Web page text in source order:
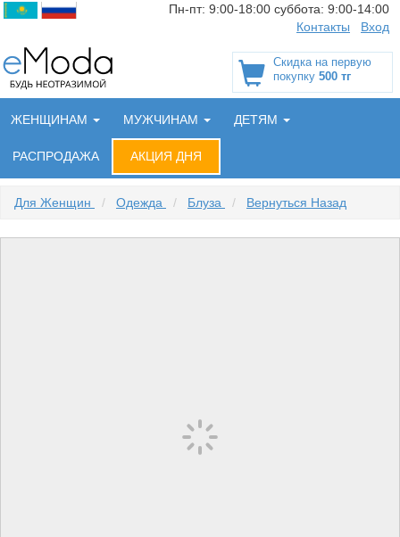
Пн-пт: 9:00-18:00 суббота: 9:00-14:00
Контакты
Вход
Скидка на первую
покупку 500 тг
ЖЕНЩИНАМ МУЖЧИНАМ ДЕТЯМ
РАСПРОДАЖА АКЦИЯ ДНЯ
Для Женщин / Одежда / Блуза / Вернуться Назад